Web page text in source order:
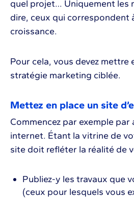
quel projet… Uniquement les
dire, ceux qui correspondent
croissance.
Pour cela, vous devez mettre
stratégie marketing ciblée.
Mettez en place un site
Commencez par exemple
internet. Étant la vitrine de
site doit refléter la réalité de
Publiez-y les travaux que
(ceux pour lesquels vous